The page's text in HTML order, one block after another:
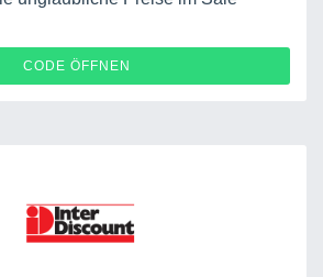
CODE ÖFFNEN